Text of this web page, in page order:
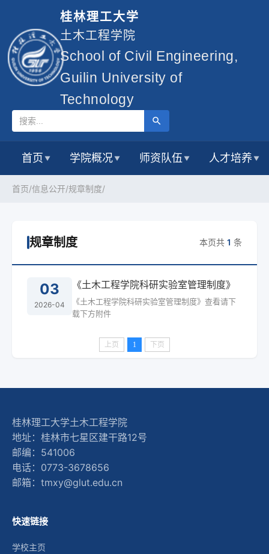
桂林理工大学
土木工程学院
School of Civil Engineering,
Guilin University of
Technology
首页 ▼ 学院概况 ▼ 师资队伍 ▼ 人才培养 ▼
首页/信息公开/规章制度/
规章制度 本页共 1 条
03
2026-04
《土木工程学院科研实验室管理制度》
《土木工程学院科研实验室管理制度》查看请下
载下方附件
上页 1 下页
桂林理工大学土木工程学院
地址：桂林市七星区建干路12号
邮编：541006
电话：0773-3678656
邮箱：tmxy@glut.edu.cn
快速链接
学校主页